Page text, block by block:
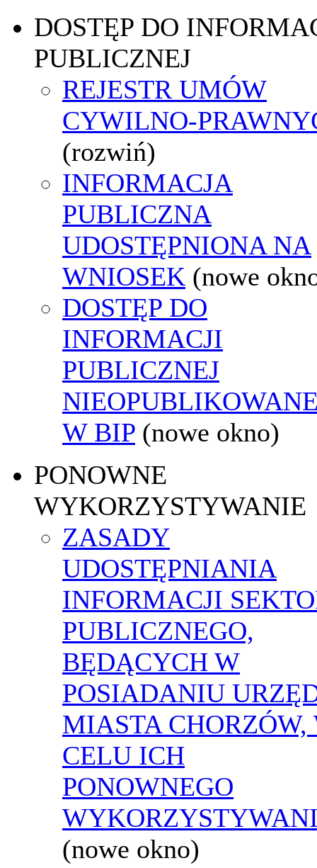
DOSTĘP DO
PUBLICZNEJ
REJESTR UMÓW
CYWILNO-
(rozwiń)
INFORMACJA
PUBLICZNA
UDOSTĘPNIONA NA
WNIOSEK (nowe
DOSTĘP DO
INFORMACJI
PUBLICZNEJ
W BIP (nowe okno)
PONOWNE
WYKORZYSTYWANIE
ZASADY
UDOSTĘPNIANIA
INFORMACJI
PUBLICZNEGO,
BĘDĄCYCH W
POSIADANIU
MIASTA CHORZÓW,
CELU ICH
PONOWNEGO
(nowe okno)